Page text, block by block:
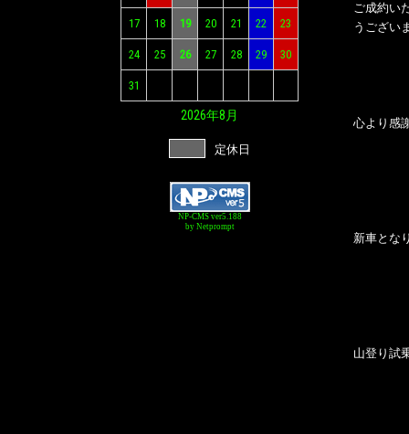
17 18 19 20 21 22 23
24 25 26 27 28 29 30
31
2026年8月
定休日
NP-CMS ver5.188
by Netprompt
ご成約い
うござい
心より感
新車とな
山登り試